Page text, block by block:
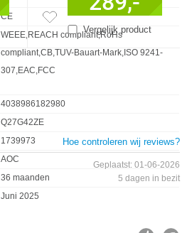
CE
WEEE,REACH compliant,RoHs
compliant,CB,TUV-Bauart-Mark,ISO 9241-
307,EAC,FCC
4038986182980
Q27G42ZE
1739973
AOC
36 maanden
Juni 2025
Vergelijk product
Hoe controleren wij reviews?
Geplaatst: 01-06-2026
5 dagen in bezit